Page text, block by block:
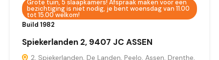
Grote tuin, 5 slaapkamers! Afspraak maken voor een
bezichtiging is niet nodig, je bent woensdag van 11.00
tot 15.00 welkom!
Build 1982
Spiekerlanden 2, 9407 JC ASSEN
2, Spiekerlanden, De Landen, Peelo, Assen, Drenthe,